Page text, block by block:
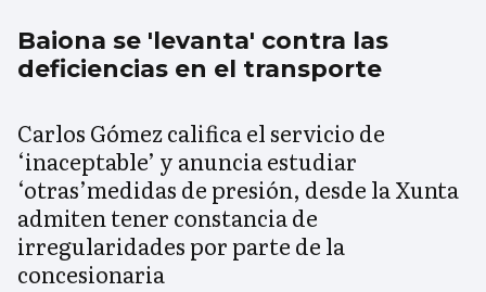
Baiona se 'levanta' contra las
deficiencias en el transporte
Carlos Gómez califica el servicio de
‘inaceptable’ y anuncia estudiar
‘otras’medidas de presión, desde la Xunta
admiten tener constancia de
irregularidades por parte de la
concesionaria